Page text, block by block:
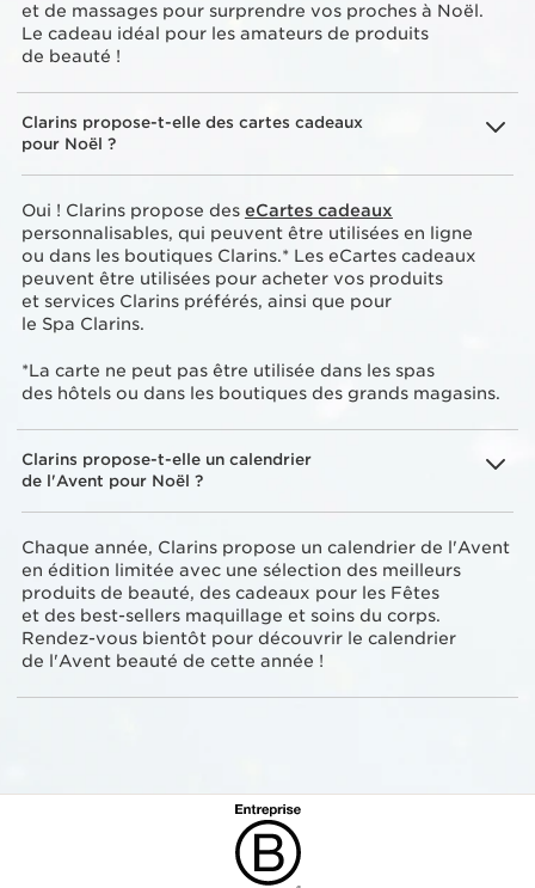
et de massages pour surprendre vos proches à Noël.
Le cadeau idéal pour les amateurs de produits
de beauté !
Clarins propose-t-elle des cartes cadeaux
pour Noël ?
Oui ! Clarins propose des eCartes cadeaux
personnalisables, qui peuvent être utilisées en ligne
ou dans les boutiques Clarins.* Les eCartes cadeaux
peuvent être utilisées pour acheter vos produits
et services Clarins préférés, ainsi que pour
le Spa Clarins.
*La carte ne peut pas être utilisée dans les spas
des hôtels ou dans les boutiques des grands magasins.
Clarins propose-t-elle un calendrier
de l'Avent pour Noël ?
Chaque année, Clarins propose un calendrier de l'Avent
en édition limitée avec une sélection des meilleurs
produits de beauté, des cadeaux pour les Fêtes
et des best-sellers maquillage et soins du corps.
Rendez-vous bientôt pour découvrir le calendrier
de l'Avent beauté de cette année !